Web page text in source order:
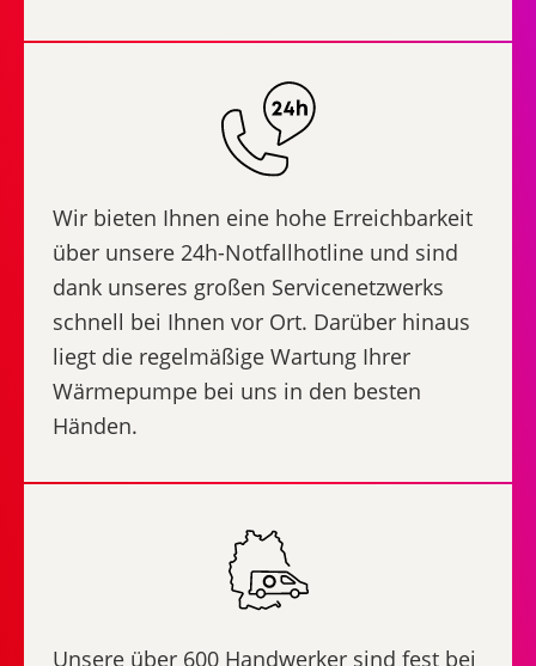
Wir bieten Ihnen eine hohe Erreichbarkeit
über unsere 24h-Notfallhotline und sind
dank unseres großen Servicenetzwerks
schnell bei Ihnen vor Ort. Darüber hinaus
liegt die regelmäßige Wartung Ihrer
Wärmepumpe bei uns in den besten
Händen.
Unsere über 600 Handwerker sind fest bei